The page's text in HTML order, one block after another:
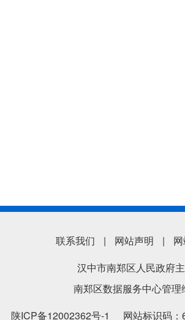
联系我们 | 网站声明 |
汉中市南郑区人民政府
南郑区数据服务中心管理
陕ICP备12002362号-1
网站标识码